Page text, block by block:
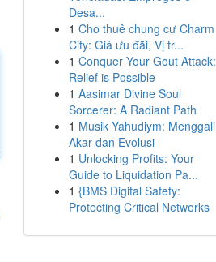
Desa...
1 Cho thuê chung cư Charm
City: Giá ưu đãi, Vị tr...
1 Conquer Your Gout Attack:
Relief is Possible
1 Aasimar Divine Soul
Sorcerer: A Radiant Path
1 Musik Yahudiym: Menggali
Akar dan Evolusi
1 Unlocking Profits: Your
Guide to Liquidation Pa...
1 {BMS Digital Safety:
Protecting Critical Networks